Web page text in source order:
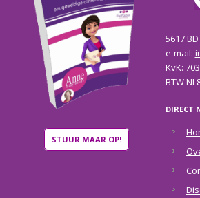
STUUR MAAR OP!
5617
e-mail:
KvK:
BTW
DIRECT